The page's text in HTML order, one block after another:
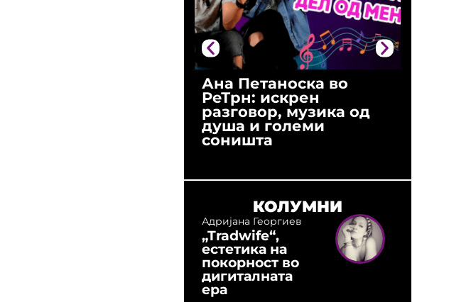
Ана Петаноска во
РеТрн: искрен
разговор, музика од
душа и големи
соништа
КОЛУМНИ
Адријана Георгиев
„Tradwife“,
естетика на
покорност во
дигиталната
ера